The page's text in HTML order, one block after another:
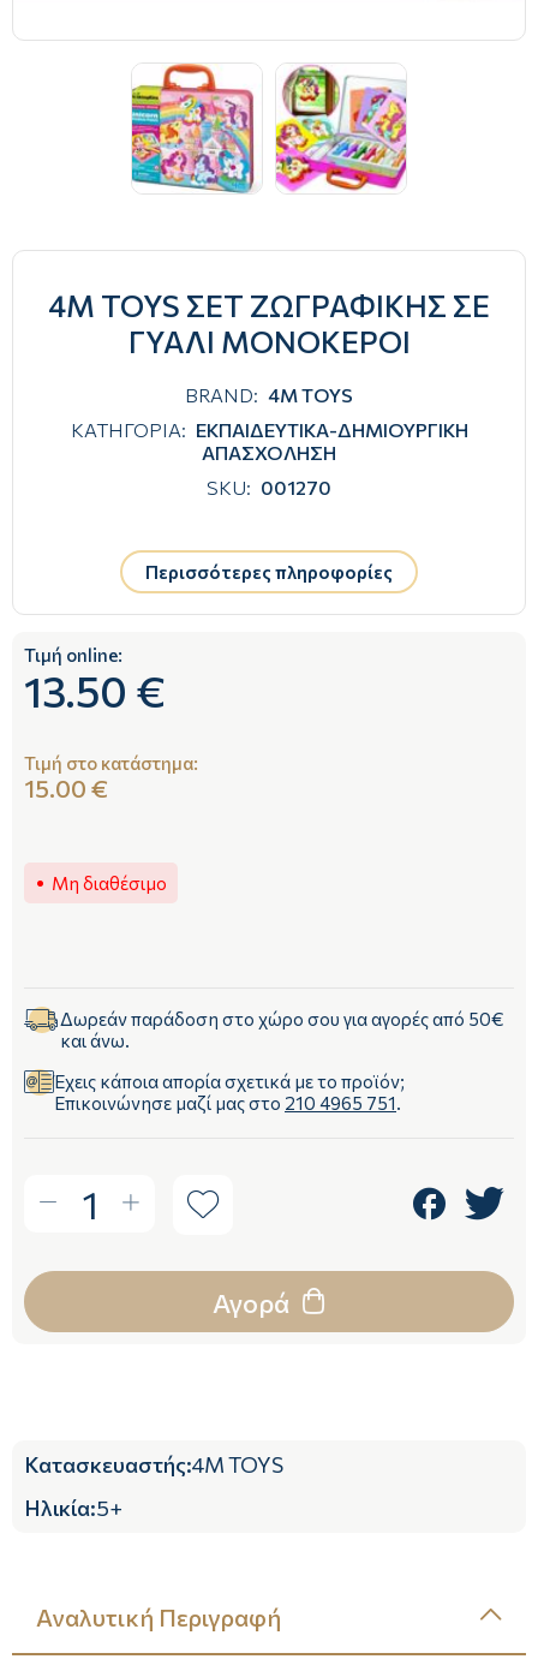
4M TOYS ΣΕΤ ΖΩΓΡΑΦΙΚΗΣ ΣΕ
ΓΥΑΛΙ ΜΟΝΟΚΕΡΟΙ
BRAND: 4M TOYS
ΚΑΤΗΓΟΡΙΑ: ΕΚΠΑΙΔΕΥΤΙΚΑ-ΔΗΜΙΟΥΡΓΙΚΗ
ΑΠΑΣΧΟΛΗΣΗ
SKU: 001270
Περισσότερες πληροφορίες
Τιμή online:
13.50 €
Τιμή στο κατάστημα:
15.00 €
Μη διαθέσιμο
Δωρεάν παράδοση στο χώρο σου για αγορές από 50€
και άνω.
Έχεις κάποια απορία σχετικά με το προϊόν;
Επικοινώνησε μαζί μας στο 210 4965 751.
1
Αγορά
Κατασκευαστής:4M TOYS
Ηλικία:5+
Αναλυτική Περιγραφή